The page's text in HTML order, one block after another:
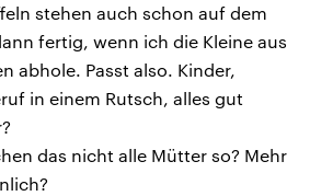
stehen auch schon auf dem
fertig, wenn ich die Kleine aus
abhole. Passt also. Kinder,
in einem Rutsch, alles gut
das nicht alle Mütter so? Mehr